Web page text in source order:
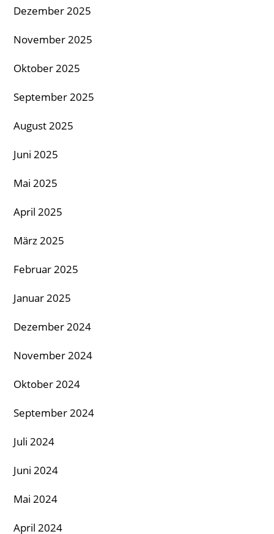
Dezember 2025
November 2025
Oktober 2025
September 2025
August 2025
Juni 2025
Mai 2025
April 2025
März 2025
Februar 2025
Januar 2025
Dezember 2024
November 2024
Oktober 2024
September 2024
Juli 2024
Juni 2024
Mai 2024
April 2024